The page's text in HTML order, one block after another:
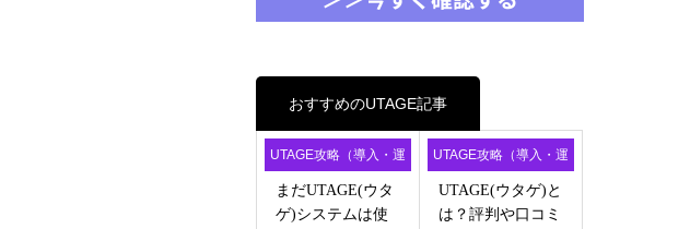
おすすめのUTAGE記事
UTAGE攻略（導入・運
用・アフィ）
まだUTAGE(ウタ
ゲ)システムは使
UTAGE攻略（導入・運
用・アフィ）
UTAGE(ウタゲ)と
は？評判や口コミ